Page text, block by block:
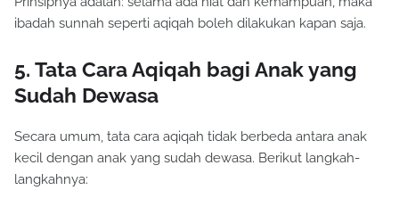
ibadah sunnah seperti aqiqah boleh dilakukan kapan saja.
5. Tata Cara Aqiqah bagi Anak yang
Sudah Dewasa
Secara umum, tata cara aqiqah tidak berbeda antara anak
kecil dengan anak yang sudah dewasa. Berikut langkah-
langkahnya: